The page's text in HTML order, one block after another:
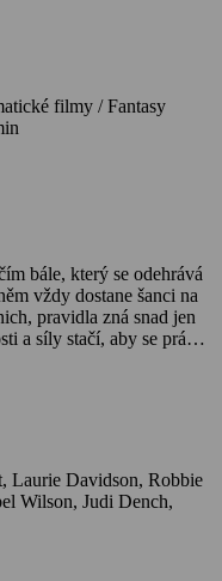
filmy / Fantasy
bále, který se odehrává
vždy dostane šanci na
pravidla zná snad jen
a síly stačí, aby se právě